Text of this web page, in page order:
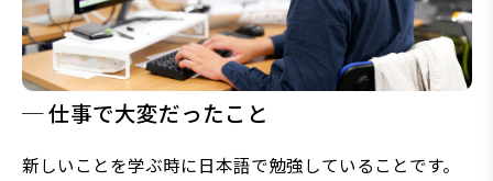
─ 仕事で大変だったこと
新しいことを学ぶ時に日本語で勉強していることです。